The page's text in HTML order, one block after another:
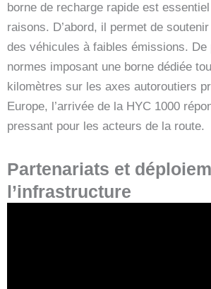
borne de recharge rapide est
raisons. D’abord, il permet de
des véhicules à faibles émissions. De
normes imposant une borne dédiée
kilomètres sur les axes autoroutiers
Europe, l’arrivée de la HYC 1000
pressant pour les acteurs de la route.
Partenariats et
l’infrastructure